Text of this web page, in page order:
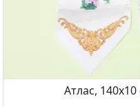
Атлас,